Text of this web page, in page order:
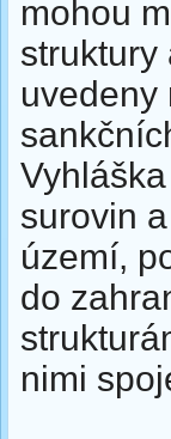
mohou
struktury
uvedeny
surovin
území,
do
nimi